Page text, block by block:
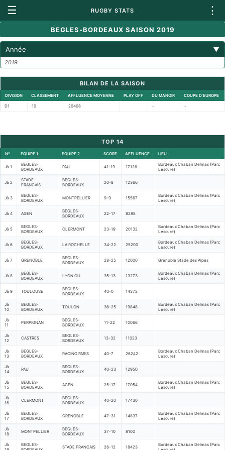
☰ RUGBY STATS ⋮
BEGLES-BORDEAUX SAISON 2019
Année ▼
2019
BILAN DE LA SAISON
DIVISION CLASSEMENT AFFLUENCE MOYENNE PLAY OFF DU MANOIR COUPE D'EUROPE
D1 10 20408 - -
TOP 14
N° EQUIPE 1 EQUIPE 2 SCORE AFFLUENCE LIEU
Jà 1
BEGLES-
BORDEAUX
PAU 41-19 17126
Bordeaux Chaban Delmas (Parc
Lescure)
Jà 2
STADE
FRANCAIS
BEGLES-
BORDEAUX
20-8 12366
Jà 3
BEGLES-
BORDEAUX
MONTPELLIER 9-9 15567
Bordeaux Chaban Delmas (Parc
Lescure)
Jà 4 AGEN
BEGLES-
BORDEAUX
22-17 8288
Jà 5
BEGLES-
BORDEAUX
CLERMONT 23-19 20132
Bordeaux Chaban Delmas (Parc
Lescure)
Jà 6
BEGLES-
BORDEAUX
LA ROCHELLE 34-22 25200
Bordeaux Chaban Delmas (Parc
Lescure)
Jà 7 GRENOBLE
BEGLES-
BORDEAUX
28-25 12000 Grenoble Stade des Alpes
Jà 8
BEGLES-
BORDEAUX
LYON OU 35-13 13273
Bordeaux Chaban Delmas (Parc
Lescure)
Jà 9 TOULOUSE
BEGLES-
BORDEAUX
40-0 14372
Jà
10
BEGLES-
BORDEAUX
TOULON 36-25 19848
Bordeaux Chaban Delmas (Parc
Lescure)
Jà
11
PERPIGNAN
BEGLES-
BORDEAUX
11-22 10066
Jà
12
CASTRES
BEGLES-
BORDEAUX
13-32 11023
Jà
13
BEGLES-
BORDEAUX
RACING PARIS 40-7 26242
Bordeaux Chaban Delmas (Parc
Lescure)
Jà
14
PAU
BEGLES-
BORDEAUX
40-23 12950
Jà
15
BEGLES-
BORDEAUX
AGEN 25-17 17054
Bordeaux Chaban Delmas (Parc
Lescure)
Jà
16
CLERMONT
BEGLES-
BORDEAUX
40-20 17430
Jà
17
BEGLES-
BORDEAUX
GRENOBLE 47-31 14837
Bordeaux Chaban Delmas (Parc
Lescure)
Jà
18
MONTPELLIER
BEGLES-
BORDEAUX
37-10 8100
Jà
BEGLES-
STADE FRANCAIS 26-12 18423
Bordeaux Chaban Delmas (Parc